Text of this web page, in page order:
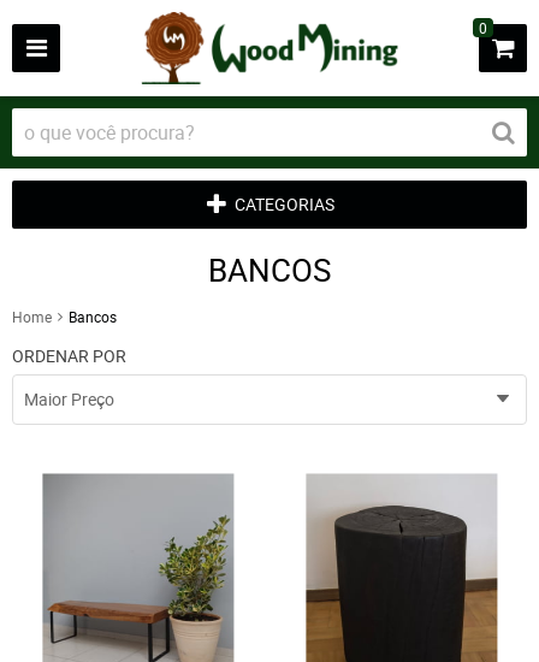
0
CATEGORIAS
BANCOS
Home Bancos
ORDENAR POR
Maior Preço